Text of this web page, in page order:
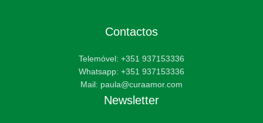
Contactos
Telemóvel: +351 937153336
Whatsapp: +351 937153336
Mail: paula@curaamor.com
Newsletter